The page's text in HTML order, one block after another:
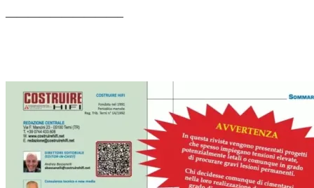
——————————–